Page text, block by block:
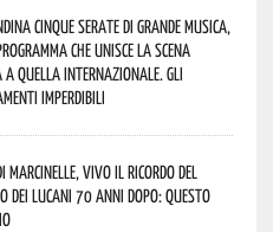
cinque serate di grande musica,
che unisce la scena
quella internazionale. Gli
imperdibili
Marcinelle, vivo il ricordo del
dei lucani 70 anni dopo: questo